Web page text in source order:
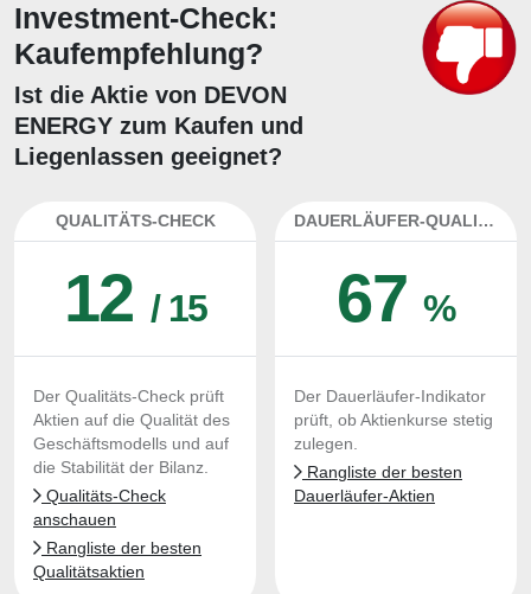
Investment-Check:
Kaufempfehlung?
Ist die Aktie von DEVON
ENERGY zum Kaufen und
Liegenlassen geeignet?
QUALITÄTS-CHECK
12 / 15
Der Qualitäts-Check prüft
Aktien auf die Qualität des
Geschäftsmodells und auf
die Stabilität der Bilanz.
Qualitäts-Check
anschauen
Rangliste der besten
Qualitätsaktien
DAUERLÄUFER-QUALITÄTEN
67%
Der Dauerläufer-Indikator
prüft, ob Aktienkurse stetig
zulegen.
Rangliste der besten
Dauerläufer-Aktien